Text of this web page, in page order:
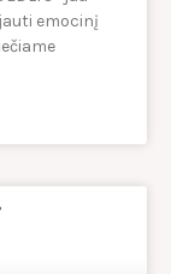
emocinį